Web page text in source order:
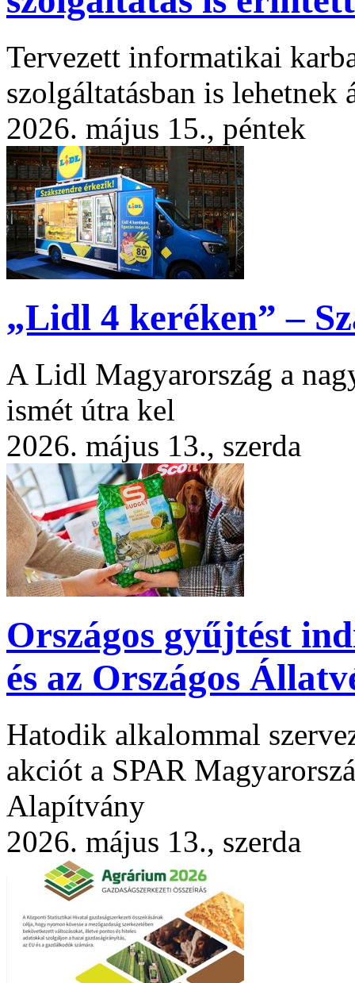
Tervezett informatikai
szolgáltatásban is lehetnek
2026. május 15., péntek
„Lidl 4 keréken” –
A Lidl Magyarország a
ismét útra kel
2026. május 13., szerda
Országos gyűjtést
és az Országos
Hatodik alkalommal
akciót a SPAR
Alapítvány
2026. május 13., szerda